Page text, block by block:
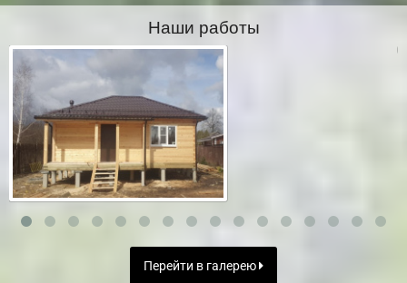
Наши работы
Перейти в галерею